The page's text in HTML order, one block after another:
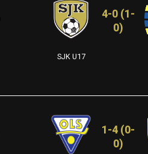
SJK U17
4-0 (1-
0)
1-4 (0-
0)